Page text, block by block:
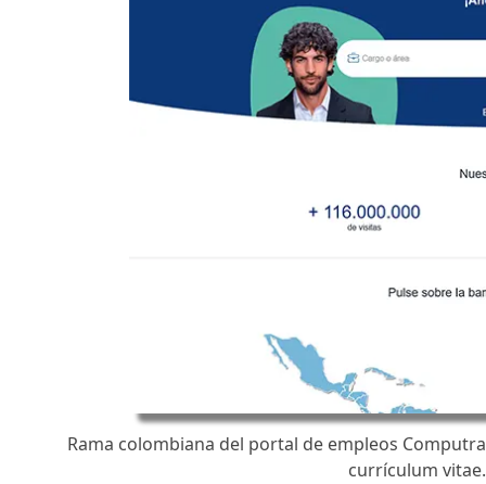
Rama colombiana del portal de empleos
currículum